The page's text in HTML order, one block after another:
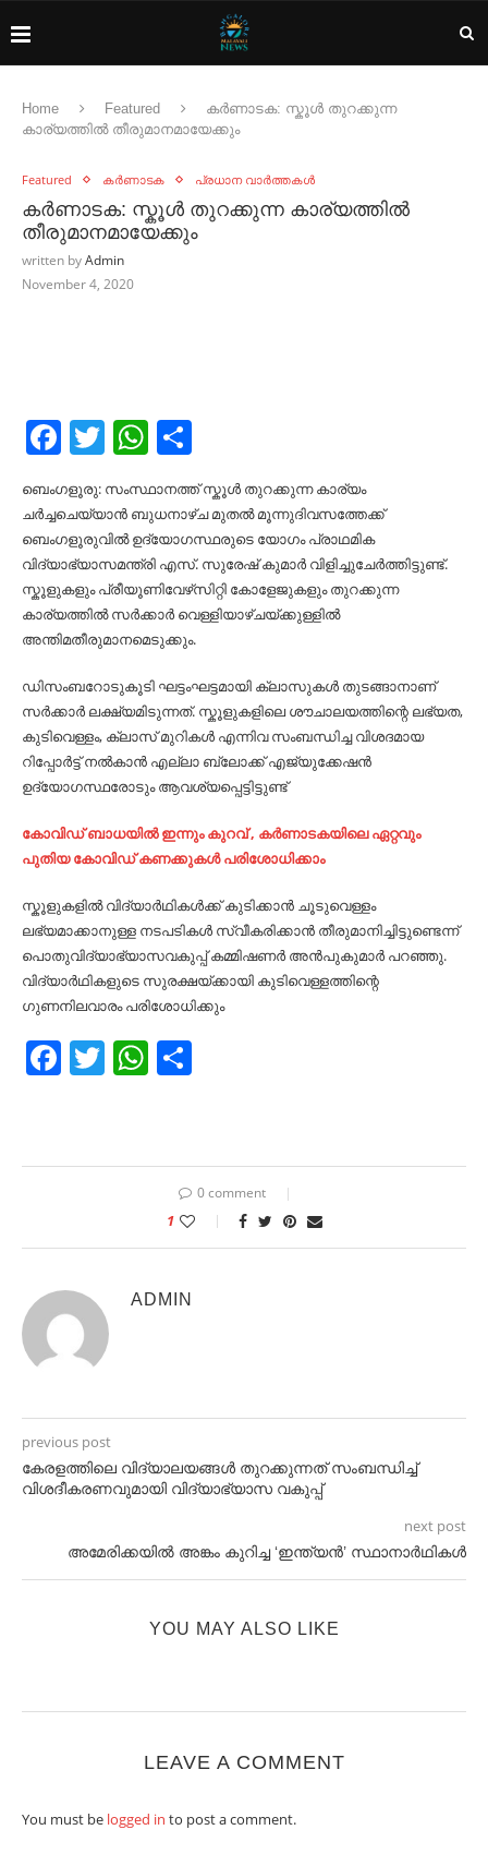
Home Featured
കർണാടക: സ്കൂൾ തുറക്കുന്ന
കാര്യത്തിൽ തീരുമാനമായേക്കും
Featured കർണാടക പ്രധാന വാർത്തകൾ
കർണാടക: സ്കൂൾ തുറക്കുന്ന കാര്യത്തിൽ
തീരുമാനമായേക്കും
written byAdmin
November 4, 2020
Facebook
TwitterWhatsApp
ബെംഗളൂരു: സംസ്ഥാനത്ത് സ്കൂൾ തുറക്കുന്ന കാര്യം
ചർച്ചചെയ്യാൻ ബുധനാഴ്ച മുതൽ മൂന്നുദിവസത്തേക്ക്
ബെംഗളൂരുവിൽ ഉദ്യോഗസ്ഥരുടെ യോഗം പ്രാഥമിക
വിദ്യാഭ്യാസമന്ത്രി എസ്. സുരേഷ് കുമാർ വിളിച്ചുചേർത്തിട്ടുണ്ട്.
സ്കൂളുകളും പ്രീയൂണിവേഴ്‌സിറ്റി കോളേജുകളും തുറക്കുന്ന
കാര്യത്തിൽ സർക്കാർ വെള്ളിയാഴ്ചയ്ക്കുള്ളിൽ
അന്തിമതീരുമാനമെടുക്കും.
ഡിസംബറോടുകൂടി ഘട്ടംഘട്ടമായി ക്ലാസുകൾ തുടങ്ങാനാണ്
സർക്കാർ ലക്ഷ്യമിടുന്നത്. സ്കൂളുകളിലെ ശൗചാലയത്തിന്റെ ലഭ്യത,
കുടിവെള്ളം, ക്ലാസ് മുറികൾ എന്നിവ സംബന്ധിച്ച വിശദമായ
റിപ്പോർട്ട് നൽകാൻ എല്ലാ ബ്ലോക്ക് എജ്യുക്കേഷൻ
ഉദ്യോഗസ്ഥരോടും ആവശ്യപ്പെട്ടിട്ടുണ്ട്
കോവിഡ് ബാധയിൽ ഇന്നും കുറവ് , കർണാടകയിലെ ഏറ്റവും
പുതിയ കോവിഡ് കണക്കുകൾ പരിശോധിക്കാം
സ്കൂളുകളിൽ വിദ്യാർഥികൾക്ക് കുടിക്കാൻ ചൂടുവെള്ളം
ലഭ്യമാക്കാനുള്ള നടപടികൾ സ്വീകരിക്കാൻ തീരുമാനിച്ചിട്ടുണ്ടെന്ന്
പൊതുവിദ്യാഭ്യാസവകുപ്പ് കമ്മിഷണർ അൻപുകുമാർ പറഞ്ഞു.
വിദ്യാർഥികളുടെ സുരക്ഷയ്ക്കായി കുടിവെള്ളത്തിന്റെ
ഗുണനിലവാരം പരിശോധിക്കും
Facebook
TwitterWhatsApp
0 comment
1
ADMIN
previous post
കേരളത്തിലെ വിദ്യാലയങ്ങള്‍ തുറക്കുന്നത് സംബന്ധിച്ച്‌
വിശദീകരണവുമായി വിദ്യാഭ്യാസ വകുപ്പ്
next post
അമേരിക്കയിൽ അങ്കം കുറിച്ച ‘ഇന്ത്യൻ’ സ്ഥാനാർഥികൾ
YOU MAY ALSO LIKE
LEAVE A COMMENT
You must be logged in to post a comment.